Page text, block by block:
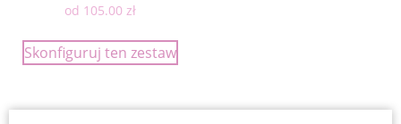
od 105.00 zł
Skonfiguruj ten zestaw